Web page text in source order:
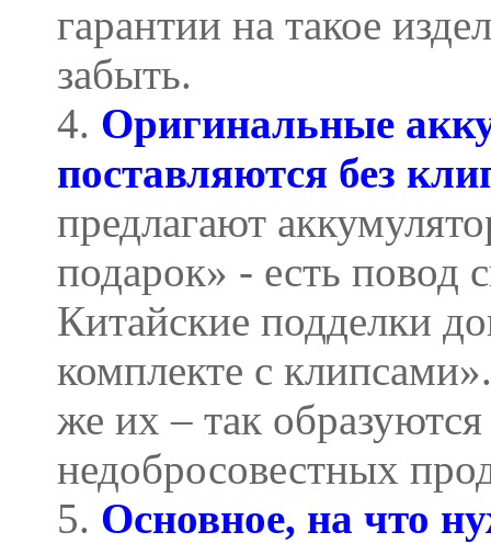
гарантии на такое
забыть.
4. Оригинальные
поставляются без
предлагают
подарок» - есть повод
Китайские подделки
комплекте с
же их – так
недобросовестных
5. Основное, на что